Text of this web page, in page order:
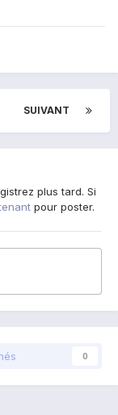
SUIVANT
plus tard. Si
pour poster.
0